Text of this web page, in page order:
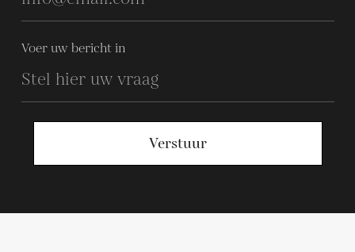
Voer uw bericht in
Verstuur